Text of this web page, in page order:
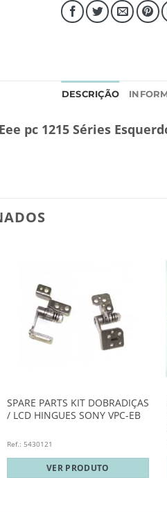
DESCRIÇÃO
pc 1215 Séries
SPARE PARTS KIT DOBRADIÇAS
/ LCD HINGUES SONY VPC-EB
Ref.: 5430121
VER PRODUTO